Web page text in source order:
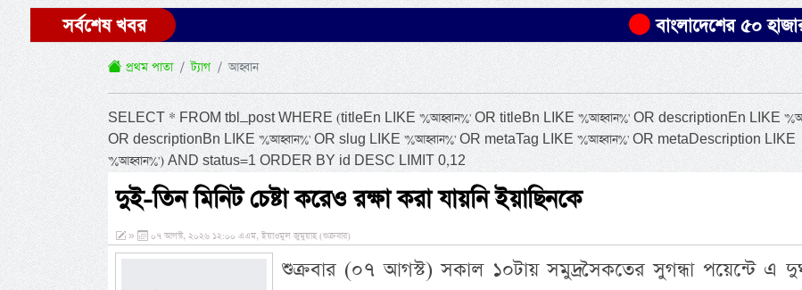
সর্বশেষ খবর বাংলাদেশের ৫০ হাজার
প্রথম পাতা ট্যাগ আহ্বান
SELECT * FROM tbl_post WHERE (titleEn LIKE '%আহ্বান%' OR titleBn LIKE '%আহ্বান%' OR descriptionEn LIKE
OR descriptionBn LIKE '%আহ্বান%' OR slug LIKE '%আহ্বান%' OR metaTag LIKE '%আহ্বান%' OR metaDescription LIKE
'%আহ্বান%') AND status=1 ORDER BY id DESC LIMIT 0,12
দুই-তিন মিনিট চেষ্টা করেও রক্ষা করা যায়নি ইয়াছিনকে
» ০৭ আগস্ট, ২০২৬ ১২:০০ এএম, ইয়াওমুল জুমুয়াহ (শুক্রবার)
শুক্রবার (০৭ আগস্ট) সকাল ১০টায় সমুদ্রসৈকতের সুগন্ধা পয়েন্টে এ